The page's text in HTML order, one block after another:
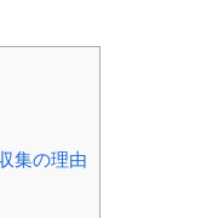
集の理由